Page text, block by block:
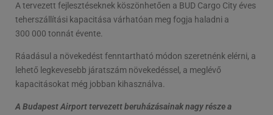
A tervezett fejlesztéseknek köszönhetően a BUD Cargo City éves
teherszállítási kapacitása várhatóan meg fogja haladni a
300 000 tonnát évente.
Ráadásul a növekedést fenntartható módon szeretnénk elérni, a
lehető legkevesebb járatszám növekedéssel, a meglévő
kapacitásokat még jobban kihasználva.
A Budapest Airport tervezett beruházásainak nagy része a